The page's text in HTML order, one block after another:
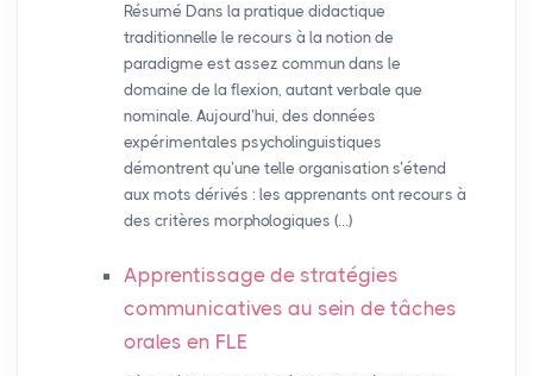
Résumé Dans la pratique didactique
traditionnelle le recours à la notion de
paradigme est assez commun dans le
domaine de la flexion, autant verbale que
nominale. Aujourd’hui, des données
expérimentales psycholinguistiques
démontrent qu’une telle organisation s’étend
aux mots dérivés : les apprenants ont recours à
des critères morphologiques (…)
Apprentissage de stratégies
communicatives au sein de tâches
orales en FLE